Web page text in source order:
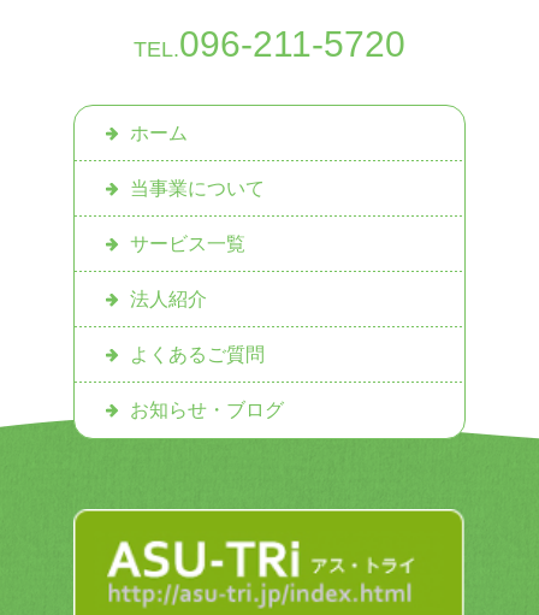
TEL.096-211-5720
ホーム
当事業について
サービス一覧
法人紹介
よくあるご質問
お知らせ・ブログ